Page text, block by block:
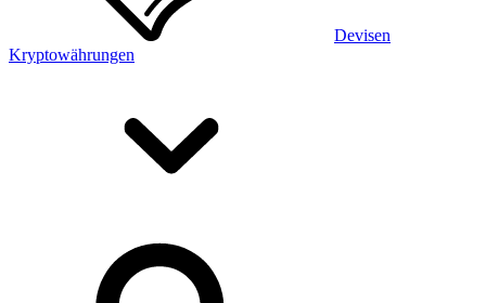
Devisen
Kryptowährungen